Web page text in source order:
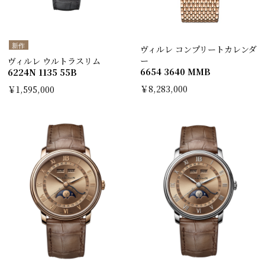
新作
ヴィルレ ウルトラスリム
6224N 1135 55B
￥1,595,000
ヴィルレ コンプリートカレンダ
ー
6654 3640 MMB
￥8,283,000